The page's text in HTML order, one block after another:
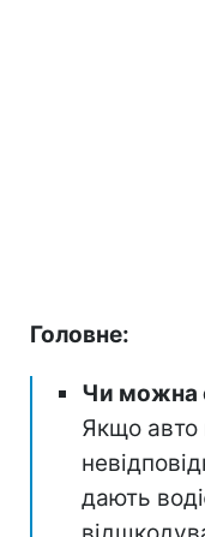
Головне:
Чи можна
Якщо авто
дають